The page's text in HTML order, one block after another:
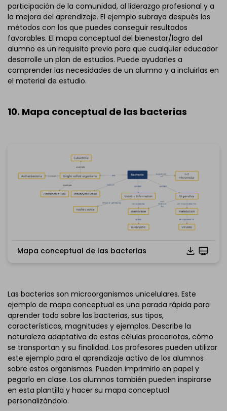
participación de la comunidad, al liderazgo profesional y a
la mejora del aprendizaje. El ejemplo subraya después los
métodos con los que puedes conseguir resultados
favorables. El mapa conceptual del bienestar/logro del
alumno es un requisito previo para que cualquier educador
desarrolle un plan de estudios. Puede ayudarles a
comprender las necesidades de un alumno y a incluirlas en
el material de estudio.
10. Mapa conceptual de las bacterias
abajo.
También puedes probarEdrawMind Onlinegratis
abajo.
Mapa conceptual de las bacterias
Las bacterias son microorganismos unicelulares. Este
ejemplo de mapa conceptual es una parada rápida para
aprender todo sobre las bacterias, sus tipos,
características, magnitudes y ejemplos. Describe la
naturaleza adaptativa de estas células procariotas, cómo
se transportan y su finalidad. Los profesores pueden utilizar
este ejemplo para el aprendizaje activo de los alumnos
sobre estos organismos. Pueden imprimirlo en papel y
pegarlo en clase. Los alumnos también pueden inspirarse
en esta plantilla y hacer su mapa conceptual
personalizándolo.